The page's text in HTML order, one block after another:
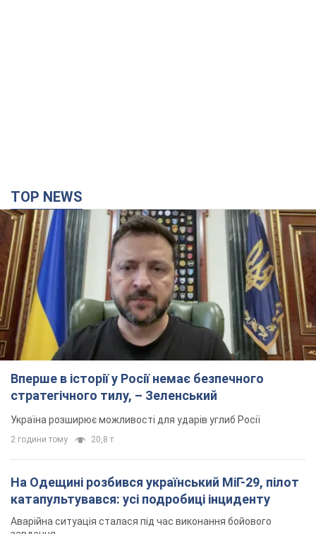
TOP NEWS
Вперше в історії у Росії немає безпечного
стратегічного тилу, – Зеленський
Україна розширює можливості для ударів углиб Росії
2 години тому 20,8 т.
На Одещині розбився український МіГ-29, пілот
катапультувався: усі подробиці інциденту
Аварійна ситуація сталася під час виконання бойового